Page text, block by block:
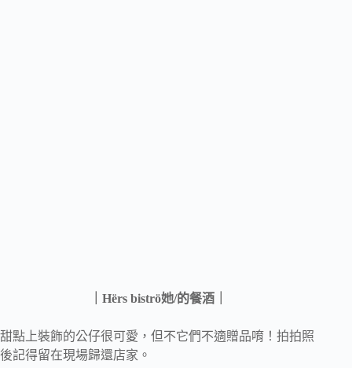
｜Hërs biströ她/的餐酒｜
甜點上裝飾的公仔很可愛，但不它們不適贈品唷！拍拍照
後記得留在現場歸還店家。